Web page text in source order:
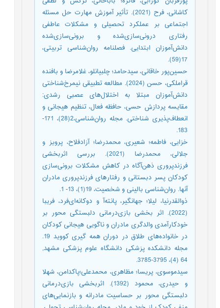
کاشانی، فرح (2021). تأثیر آموزش مهارت حل مسئله
اجتماعی بر عملکرد تحصیلی و مشکلات عاطفی
رفتاری درونی‌سازی‌شده و برونی‌سازی‌شده
دانش‌آموزان ابتدایی. فصلنامه روان‌شناسی تربیتی،
17(59).
حسین‌پور خاقانی، سیدحامد؛ چلبیانلو، غلامرضا و بافنده
قراملکی، حسن (2024). مطالعه تطبیقی نیمرخ‌شناختی
دانش‏‌آموزان مبتلا به اختلال‌های عصبی رشدی:
مقایسه پردازش حسی، حافظه فعال، تنظیم هیجانی و
انعطاف‏‌پذیری شناختی. مجله روان‌شناسی،2(28)، 171-
183.
خزایی، فاطمه؛ شعیری، محمدرضا؛ آزادفلاح، پرویز و
جلالی، محمدرضا (2021). بررسی اثربخشی
فرزندپروری ذهن‌آگاه در کاهش مشکلات برونی‌سازی
کودکان پسر دبستانی و رفتارهای فرزندپروری مادران
آنها. روان‌شناسی بالینی و شخصیت، 19(1)، 13- 1.
ذوالقدرنیا، لیلا؛ جهانگیر، پانته‌آ و دوکانه‌ای‌فرد، فریبا
(2022). اثر بخشی بازی‌درمانی دلبستگی محور بر
خودکارآمدی والدگری مادران و ناگویی هیجانی کودکان
در خانواده‌های طلاق در دوران همه گیری کووید 19.
مجله دانشکده پزشکی دانشگاه علوم پزشکی مشهد,
64 (4)، 3795-3785.
سیدموسوی، پریسا؛ مظاهری، محمدعلی؛پاکدامن، شهلا
و حیدری، محمود (1392). اثربخشی بازی‌درمانی
دلبستگی محور بر حساسیت مادرانه و بازنمایی‌های